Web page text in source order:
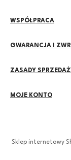
WSPÓŁPRACA
GWARANCJA I
ZASADY
MOJE KONTO
Sklep internetowy